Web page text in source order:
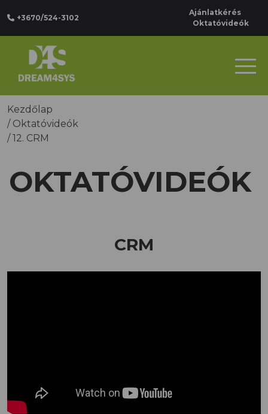
+3670/524-3102
Ajánlatkérés
Oktatóvideók
Kezdőlap
/ Oktatóvideók
/12. CRM
OKTATÓVIDEÓK
CRM